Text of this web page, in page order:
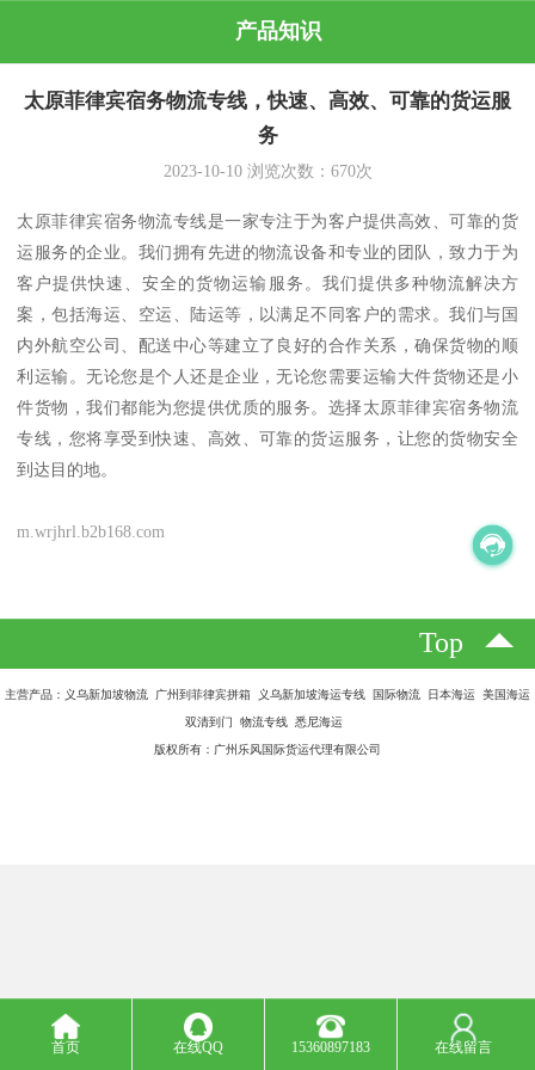
产品知识
太原菲律宾宿务物流专线，快速、高效、可靠的货运服
务
2023-10-10浏览次数： 670次
太原菲律宾宿务物流专线是一家专注于为客户提供高效、可靠的货
运服务的企业。我们拥有先进的物流设备和专业的团队，致力于为
客户提供快速、安全的货物运输服务。我们提供多种物流解决方
案，包括海运、空运、陆运等，以满足不同客户的需求。我们与国
内外航空公司、配送中心等建立了良好的合作关系，确保货物的顺
利运输。无论您是个人还是企业，无论您需要运输大件货物还是小
件货物，我们都能为您提供优质的服务。选择太原菲律宾宿务物流
专线，您将享受到快速、高效、可靠的货运服务，让您的货物安全
到达目的地。
m.wrjhrl.b2b168.com
Top
主营产品：义乌新加坡物流 广州到菲律宾拼箱 义乌新加坡海运专线 国际物流 日本海运 美国海运
双清到门 物流专线 悉尼海运
版权所有：广州乐风国际货运代理有限公司
首页 在线QQ 15360897183 在线留言